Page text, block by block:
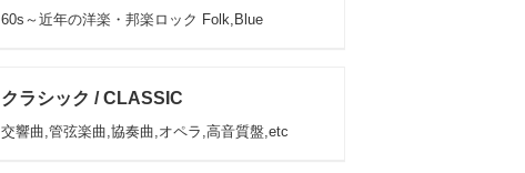
60s～近年の洋楽・邦楽ロック Folk,Blue
クラシック / CLASSIC
交響曲,管弦楽曲,協奏曲,オペラ,高音質盤,etc